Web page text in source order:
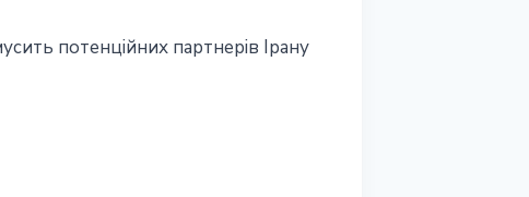
потенційних партнерів Ірану